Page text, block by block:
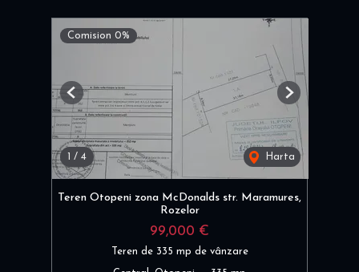
Comision 0%
1 / 4 Harta
Previous Next
Teren Otopeni zona McDonalds str. Maramures,
Rozelor
99,000 €
Teren de 335 mp de vânzare